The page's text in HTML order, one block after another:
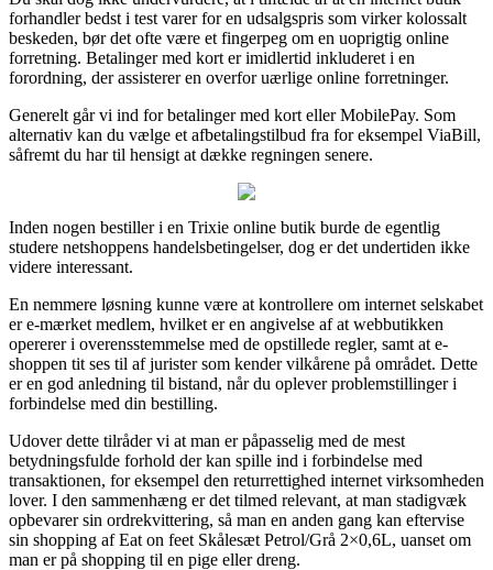
forhandler bedst i test varer for en udsalgspris som virker kolossalt
beskeden, bør det ofte være et fingerpeg om en uoprigtig online
forretning. Betalinger med kort er imidlertid inkluderet i en
forordning, der assisterer en overfor uærlige online forretninger.
Generelt går vi ind for betalinger med kort eller MobilePay. Som
alternativ kan du vælge et afbetalingstilbud fra for eksempel ViaBill,
såfremt du har til hensigt at dække regningen senere.
Inden nogen bestiller i en Trixie online butik burde de egentlig
studere netshoppens handelsbetingelser, dog er det undertiden ikke
videre interessant.
En nemmere løsning kunne være at kontrollere om internet selskabet
er e-mærket medlem, hvilket er en angivelse af at webbutikken
opererer i overensstemmelse med de opstillede regler, samt at e-
shoppen tit ses til af jurister som kender vilkårene på området. Dette
er en god anledning til bistand, når du oplever problemstillinger i
forbindelse med din bestilling.
Udover dette tilråder vi at man er påpasselig med de mest
betydningsfulde forhold der kan spille ind i forbindelse med
transaktionen, for eksempel den returrettighed internet virksomheden
lover. I den sammenhæng er det tilmed relevant, at man stadigvæk
opbevarer sin ordrekvittering, så man en anden gang kan eftervise
sin shopping af Eat on feet Skålesæt Petrol/Grå 2×0,6L, uanset om
man er på shopping til en pige eller dreng.